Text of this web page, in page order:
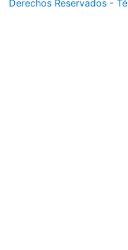
Derechos Reservados -